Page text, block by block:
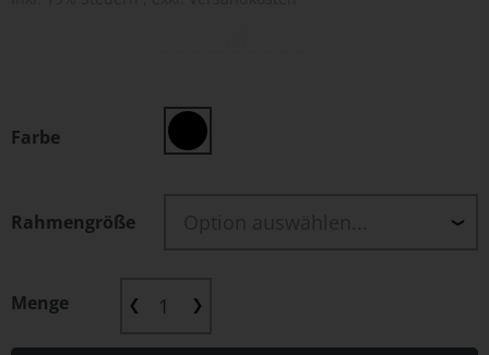
Farbe
Rahmengröße
Menge